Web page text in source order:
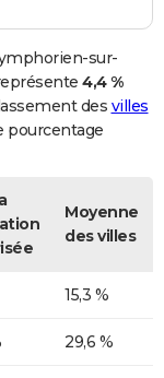
sur-
4,4 %
des villes
pourcentage
Moyenne
des villes
15,3 %
29,6 %